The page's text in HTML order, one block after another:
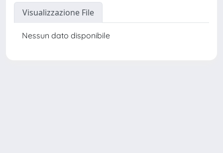
Visualizzazione File
Nessun dato disponibile